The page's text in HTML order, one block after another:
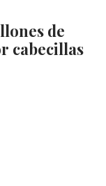
de
cabecillas